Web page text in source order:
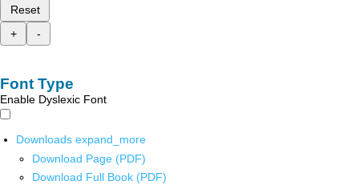
Reset
+
-
Font Type
Enable Dyslexic Font
Downloads expand_more
Download Page (PDF)
Download Full Book (PDF)